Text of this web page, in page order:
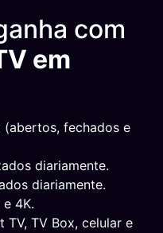
com
em
fechados e
diariamente.
diariamente.
e 4K.
TV Box, celular e